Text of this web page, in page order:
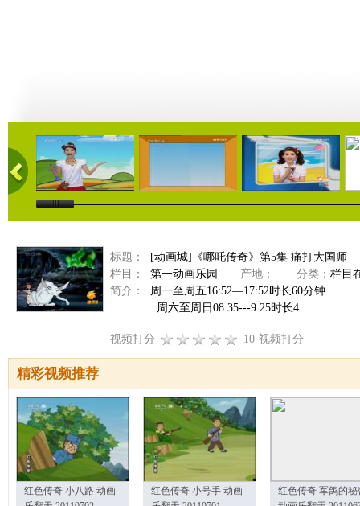
29:41 29:10 28:53
标题：
[动画城]《哪吒传奇》第5集 痛打大国师
栏目：
第一动画乐园 产地： 分类： 栏目
简介：
周一至周五16:52—17:52时长60分钟
周六至周日08:35---9:25时长4...
视频打分 10 视频打分
精彩视频推荐
红色传奇 小八路 动画
红色传奇 小号手 动画
红色传奇 军鸽的秘